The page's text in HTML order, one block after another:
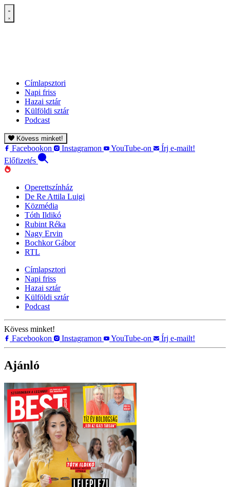
Címlapsztori
Napi friss
Hazai sztár
Külföldi sztár
Podcast
Kövess minket!
Facebookon Instagramon YouTube-on
Írj e-mailt!
Előfizetés
Operettszínház
De Re Attila Luigi
Közmédia
Tóth Ildikó
Rubint Réka
Nagy Ervin
Bochkor Gábor
RTL
Címlapsztori
Napi friss
Hazai sztár
Külföldi sztár
Podcast
Kövess minket!
Facebookon
Instagramon YouTube-on Írj e-mailt!
Ajánló